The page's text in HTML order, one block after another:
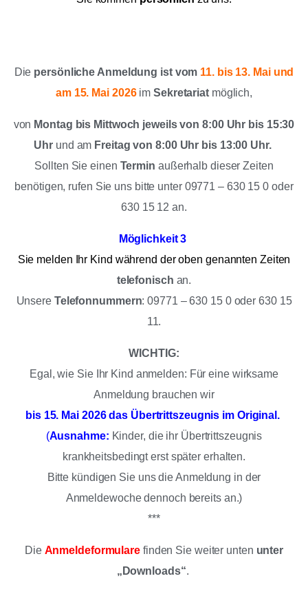
Die persönliche Anmeldung ist vom 11. bis 13. Mai und
am 15. Mai 2026 imSekretariat möglich,
von Montag bis Mittwoch jeweils von 8:00 Uhr bis 15:30
Uhr und am Freitag von 8:00 Uhr bis 13:00 Uhr.
Sollten Sie einen Termin außerhalb dieser Zeiten
benötigen, rufen Sie uns bitte unter 09771 – 630 15 0 oder
630 15 12 an.
Möglichkeit 3
Sie melden Ihr Kind während der oben genannten Zeiten
telefonisch an.
Unsere Telefonnummern: 09771 – 630 15 0 oder 630 15
11.
WICHTIG:
Egal, wie Sie Ihr Kind anmelden: Für eine wirksame
Anmeldung brauchen wir
bis 15. Mai 2026 das Übertrittszeugnis im Original.
(Ausnahme: Kinder, die ihr Übertrittszeugnis
krankheitsbedingt erst später erhalten.
Bitte kündigen Sie uns die Anmeldung in der
Anmeldewoche dennoch bereits an.)
***
Die Anmeldeformulare finden Sie weiter unten unter
„Downloads“.